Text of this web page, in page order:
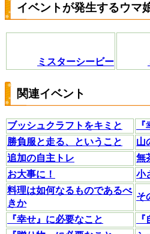
イベントが発生するウマ
ミスターシービー
関連イベント
ブッシュクラフトをキミと
勝負服と走る、ということ
山
追加の自主トレ
無
お大事に！
小
料理は如何なるものであるべ
きか
そ
『幸せ』に必要なこと